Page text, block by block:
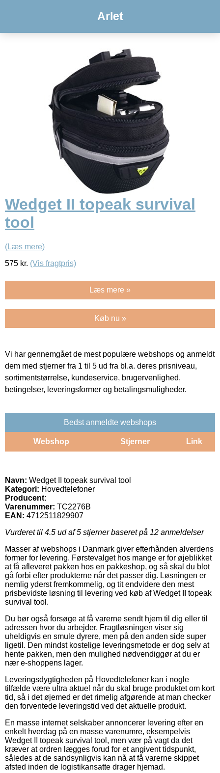
Arlet
Wedget II topeak survival
tool
(Læs mere)
575 kr. (Vis fragtpris)
Læs mere »
Køb nu »
Vi har gennemgået de mest populære webshops og anmeldt
dem med stjerner fra 1 til 5 ud fra bl.a. deres prisniveau,
sortimentstørrelse, kundeservice, brugervenlighed,
betingelser, leveringsformer og betalingsmuligheder.
Bedst anmeldte webshops
Webshop Stjerner Link
Navn: Wedget II topeak survival tool
Kategori: Hovedtelefoner
Producent:
Varenummer: TC2276B
EAN: 4712511829907
Vurderet til 4.5 ud af 5 stjerner baseret på 12 anmeldelser
Masser af webshops i Danmark giver efterhånden alverdens
former for levering. Førstevalget hos mange er for øjeblikket
at få afleveret pakken hos en pakkeshop, og så skal du blot
gå forbi efter produkterne når det passer dig. Løsningen er
nemlig yderst fremkommelig, og tit endvidere den mest
prisbevidste løsning til levering ved køb af Wedget II topeak
survival tool.
Du bør også forsøge at få varerne sendt hjem til dig eller til
adressen hvor du arbejder. Fragtløsningen viser sig
uheldigvis en smule dyrere, men på den anden side super
ligetil. Den mindst kostelige leveringsmetode er dog selv at
hente pakken, men den mulighed nødvendiggør at du er
nær e-shoppens lager.
Leveringsdygtigheden på Hovedtelefoner kan i nogle
tilfælde være ultra aktuel når du skal bruge produktet om kort
tid, så i det øjemed er det rimelig afgørende at man checker
den forventede leveringstid ved det aktuelle produkt.
En masse internet selskaber annoncerer levering efter en
enkelt hverdag på en masse varenumre, eksempelvis
Wedget II topeak survival tool, men vær på vagt da det
kræver at ordren lægges forud for et angivent tidspunkt,
således at de sandsynligvis kan nå at få varerne skippet
afsted inden de logistikansatte drager hjemad.